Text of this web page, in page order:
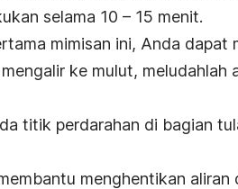
selama 10 – 15 menit.
mimisan ini, Anda dapat
ke mulut, meludahlah
titik perdarahan di bagian
menghentikan aliran